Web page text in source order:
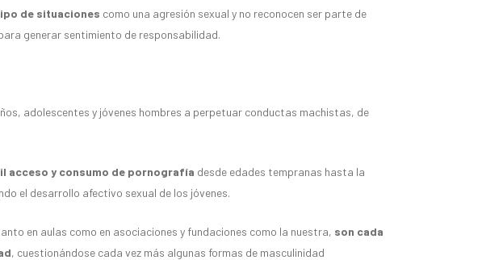
de situaciones como una agresión sexual y no reconocen ser parte de
generar sentimiento de responsabilidad.
adolescentes y jóvenes hombres a perpetuar conductas machistas, de
acceso y consumo de pornografía desde edades tempranas hasta la
el desarrollo afectivo sexual de los jóvenes.
en aulas como en asociaciones y fundaciones como la nuestra, son cada
, cuestionándose cada vez más algunas formas de masculinidad